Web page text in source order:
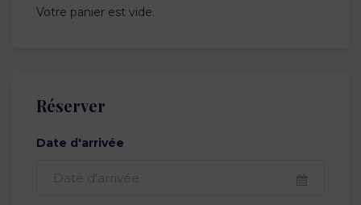
Votre panier est vide.
Réserver
Date d'arrivée